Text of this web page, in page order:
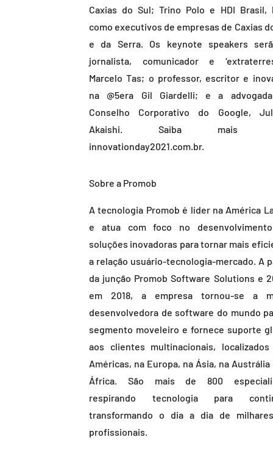
Caxias do Sul; Trino Polo e HDI Brasil,
como executivos de empresas de Caxias
e da Serra. Os keynote speakers
jornalista, comunicador e
Marcelo Tas; o professor, escritor e
na @5era Gil Giardelli; e a
Conselho Corporativo do Google,
Akaishi. Saiba mais
innovationday2021.com.br.
Sobre a Promob
A tecnologia Promob é líder na América
e atua com foco no
soluções inovadoras para tornar mais
a relação usuário-tecnologia-mercado. A
da junção Promob Software Solutions e
em 2018, a empresa tornou-se a
desenvolvedora de software do mundo
segmento moveleiro e fornece suporte
aos clientes multinacionais, localizados
Américas, na Europa, na Ásia, na Austrália
África. São mais de 800
respirando tecnologia para
transformando o dia a dia de
profissionais.